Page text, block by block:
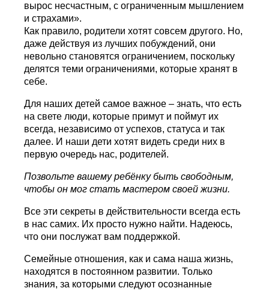
вырос несчастным, с ограниченным мышлением
и страхами».
Как правило, родители хотят совсем другого. Но,
даже действуя из лучших побуждений, они
невольно становятся ограничением, поскольку
делятся теми ограничениями, которые хранят в
себе.
Для наших детей самое важное – знать, что есть
на свете люди, которые примут и поймут их
всегда, независимо от успехов, статуса и так
далее. И наши дети хотят видеть среди них в
первую очередь нас, родителей.
Позвольте вашему ребёнку быть свободным,
чтобы он мог стать мастером своей жизни.
Все эти секреты в действительности всегда есть
в нас самих. Их просто нужно найти. Надеюсь,
что они послужат вам поддержкой.
Семейные отношения, как и сама наша жизнь,
находятся в постоянном развитии. Только
знания, за которыми следуют осознанные